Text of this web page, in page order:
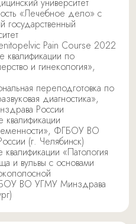
«Лечебное дело» с
государственный
Pain Course 2022
по
и гинекология»,
переподготовка по
диагностика»,
России
ФГБОУ ВО
(г. Челябинск)
«Патология
и вульвы с основами
ВО УГМУ Минздрава